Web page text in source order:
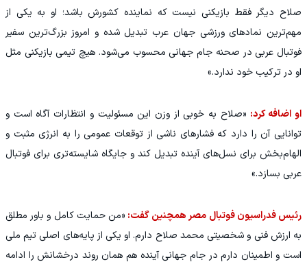
صلاح دیگر فقط بازیکنی نیست که نماینده کشورش باشد؛ او به یکی از
مهم‌ترین نمادهای ورزشی جهان عرب تبدیل شده و امروز بزرگ‌ترین سفیر
فوتبال عربی در صحنه جام جهانی محسوب می‌شود. هیچ تیمی بازیکنی مثل
او در ترکیب خود ندارد.»
او اضافه کرد: «صلاح به خوبی از وزن این مسئولیت و انتظارات آگاه است و
توانایی آن را دارد که فشارهای ناشی از توقعات عمومی را به انرژی مثبت و
الهام‌بخش برای نسل‌های آینده تبدیل کند و جایگاه شایسته‌تری برای فوتبال
عربی بسازد.»
رئیس فدراسیون فوتبال مصر همچنین گفت: «من حمایت کامل و باور مطلق
به ارزش فنی و شخصیتی محمد صلاح دارم. او یکی از پایه‌های اصلی تیم ملی
است و اطمینان دارم در جام جهانی آینده هم همان روند درخشانش را ادامه